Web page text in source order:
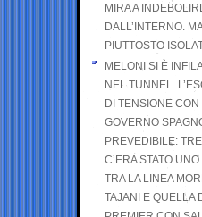
MIRA A
DALL’INTERNO.
PIUTTOSTO
MELONI SI È
NEL TUNNEL.
DI TENSIONE CON
GOVERNO
PREVEDIBILE:
C’ERA STATO
TRA LA LINEA
TAJANI E QUELLA